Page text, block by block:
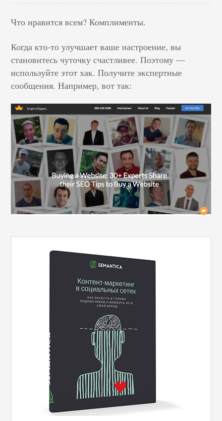
Что нравится всем? Комплименты.
Когда кто-то улучшает ваше настроение, вы
становитесь чуточку счастливее. Поэтому —
используйте этот хак. Получите экспертные
сообщения. Например, вот так: